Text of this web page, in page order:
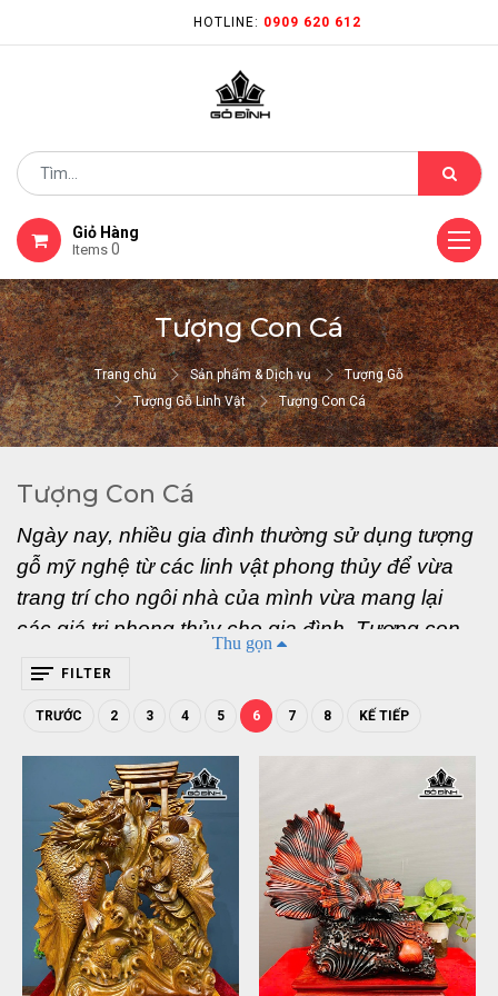
HOTLINE: 0909 620 612
Giỏ Hàng
Items 0
Tượng Con Cá
Trang chủ Sản phẩm & Dịch vụ
Tượng Gỗ
Tượng Gỗ Linh Vật
Tượng Con Cá
Tượng Con Cá
Ngày nay, nhiều gia đình thường sử dụng tượng
gỗ mỹ nghệ từ các linh vật phong thủy để vừa
trang trí cho ngôi nhà của mình vừa mang lại
các giá trị phong thủy cho gia đình. Tượng con
Cá cũng là một trong số những bức tượng được
những giá trị to lớn của bức tượng này thì đó là
điều hiển nhiên và không quá bất ngờ. Nếu như
các bạn cũng đang quan tâm thì hãy cùng
chúng mình cùng nhau tìm hiểu về hình tượng
loài Cá trong phong thủy nhé!
Thu gọn
FILTER
TRƯỚC 2 3 4 5 6 7 8 KẾ TIẾP